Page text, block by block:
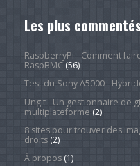
Les plus
RaspberryPi - Comment
RaspBMC(56)
Test du Sony A5000 -
Ungit - Un gestionnaire de
multiplateforme (2)
8 sites pour trouver des
droits(2)
À propos(1)